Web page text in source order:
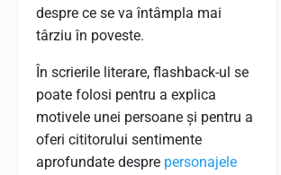
despre ce se va întâmpla mai
târziu în poveste.
În scrierile literare, flashback-ul se
poate folosi pentru a explica
motivele unei persoane și pentru a
oferi cititorului sentimente
aprofundate despre personajele